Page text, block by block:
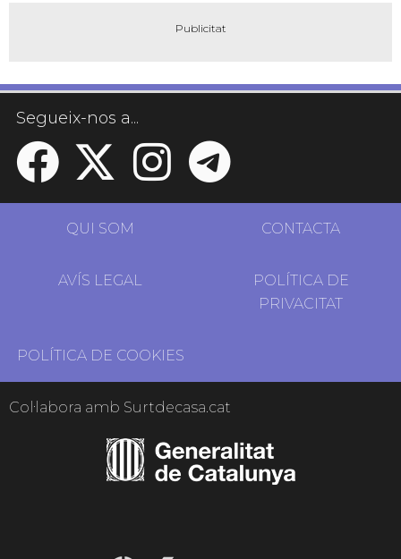
Segueix-nos a...
QUI SOM CONTACTA
AVÍS LEGAL
POLÍTICA DE
PRIVACITAT
POLÍTICA DE COOKIES
Col·labora amb Surtdecasa.cat